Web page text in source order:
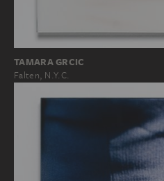
TAMARA GRCIC
Falten, N.Y.C.